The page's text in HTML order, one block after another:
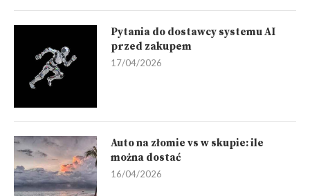
Pytania do dostawcy systemu AI
przed zakupem
17/04/2026
Auto na złomie vs w skupie: ile
można dostać
16/04/2026